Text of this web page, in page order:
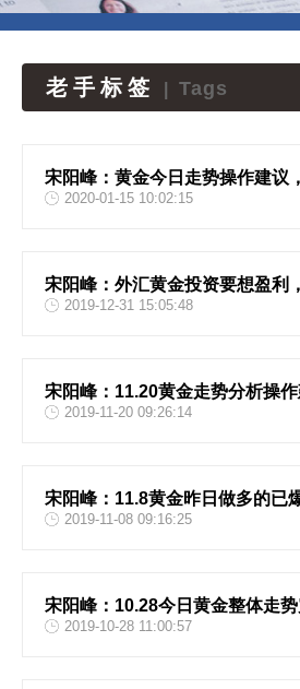
老手标签 Tags
宋阳峰：黄金今日走势操作建议
2020-01-15 10:02:15
宋阳峰：外汇黄金投资要想盈利
2019-12-31 15:05:48
宋阳峰：11.20黄金走势分析操
2019-11-20 09:26:14
宋阳峰：11.8黄金昨日做多的已
2019-11-08 09:16:25
宋阳峰：10.28今日黄金整体走
2019-10-28 11:00:57